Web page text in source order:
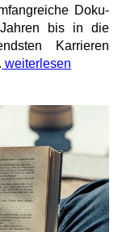
Doku-
bis in die
Karrieren
weiterlesen